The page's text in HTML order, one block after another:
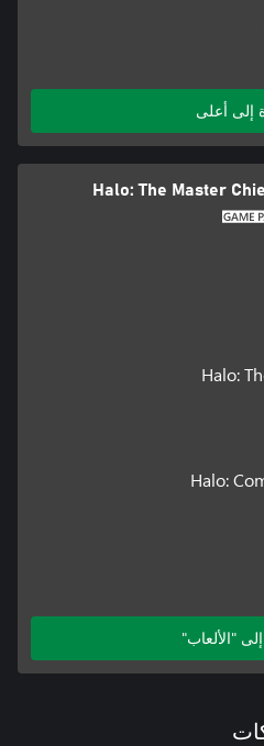
إلى أعلى
Halo: The Master
Halo:
Halo:
إلى "الألعاب"